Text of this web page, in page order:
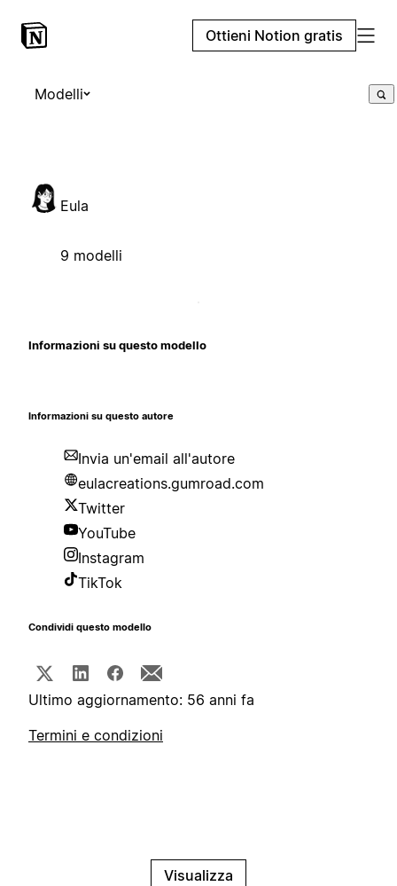
Ottieni Notion gratis
Modelli
Eula
9 modelli
Informazioni su questo modello
Informazioni su questo autore
Invia un'email all'autore
eulacreations.gumroad.com
Twitter
YouTube
Instagram
TikTok
Condividi questo modello
Ultimo aggiornamento: 56 anni fa
Termini e condizioni
Visualizza